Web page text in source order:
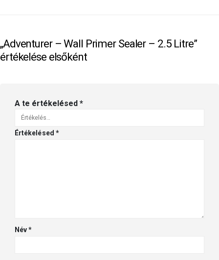
„Adventurer – Wall Primer Sealer – 2.5 Litre”
értékelése elsőként
A te értékelésed *
Értékelésed *
Név*